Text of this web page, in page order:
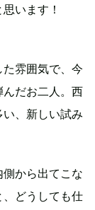
います！
雰囲気で、今
だお二人。西
、新しい試み
から出てこな
どうしても仕